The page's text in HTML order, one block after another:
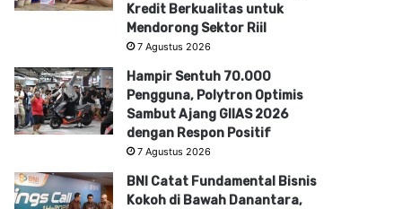
Kredit Berkualitas untuk
Mendorong Sektor Riil
7 Agustus 2026
Hampir Sentuh 70.000
Pengguna, Polytron Optimis
Sambut Ajang GIIAS 2026
dengan Respon Positif
7 Agustus 2026
BNI Catat Fundamental Bisnis
Kokoh di Bawah Danantara,